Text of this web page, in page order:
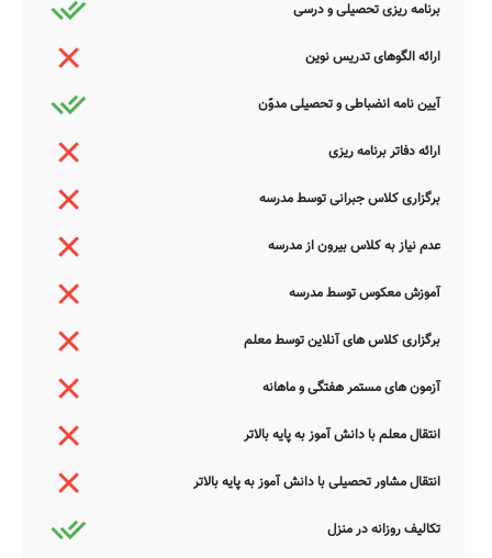
برنامه ریزی تحصیلی و درسی
ارائه الگوهای تدریس نوین
آیین نامه انضباطی و تحصیلی مدوّن
ارائه دفاتر برنامه ریزی
برگزاری کلاس جبرانی توسط مدرسه
عدم نیاز به کلاس بیرون از مدرسه
آموزش معکوس توسط مدرسه
برگزاری کلاس های آنلاین توسط معلم
آزمون های مستمر هفتگی و ماهانه
انتقال معلم با دانش آموز به پایه بالاتر
انتقال مشاور تحصیلی با دانش آموز به پایه بالاتر
تکالیف روزانه در منزل